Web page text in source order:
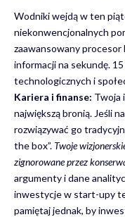
Wodniki wejdą w ten
niekonwencjonalnych
zaawansowany
informacji na sekundę.
technologicznych i
Kariera i finanse: Twoja
największą bronią. Jeśli
rozwiązywać go
the box”. Twoje
zignorowane przez
argumenty i dane
inwestycje w start-upy
pamiętaj jednak, by